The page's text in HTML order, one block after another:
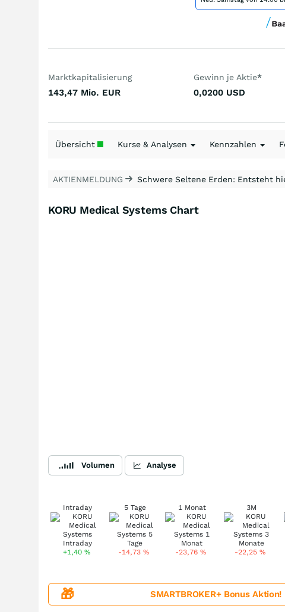
Marktkapitalisierung
143,47 Mio. EUR
Gewinn je Aktie*
0,0200 USD
Übersicht Kurse & Analysen Kennzahlen
AKTIENMELDUNG Schwere Seltene Erden: Entsteht
KORU Medical Systems Chart
Volumen Analyse
Intraday
+1,40 %
5 Tage
-14,73%
1 Monat
-23,76%
3M
-22,25%
🎁 SMARTBROKER+ Bonus